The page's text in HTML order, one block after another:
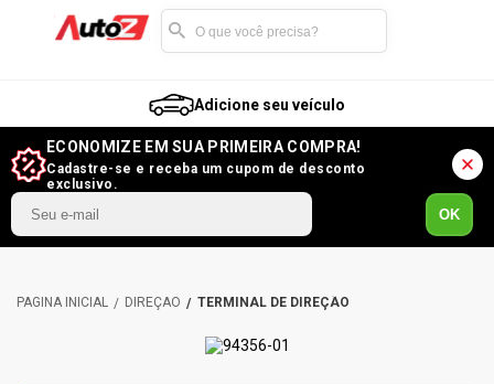
Adicione seu veículo
ECONOMIZE EM SUA PRIMEIRA COMPRA!
Cadastre-se e receba um cupom de desconto
exclusivo.
OK
DIREÇÃO TERMINAL DE DIREÇÃO